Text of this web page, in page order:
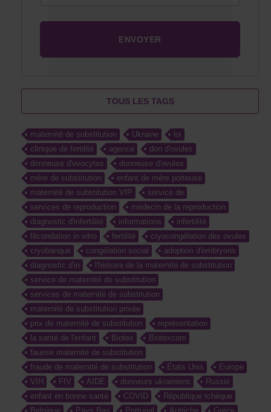
TOUS LES TAGS
maternité de substitution Ukraine
loi
clinique de fertilité
agence
don d'ovules
donneuse d'ovocytes
donneuse d'ovules
mère de substitution
enfant de mère porteuse
maternité de substitution VIP
service de
services de reproduction
médecin de la reproduction
diagnostic d'infertilité
informations
infertilité
fécondation in vitro
fertilité
cryocongélation des ovules
cryobanque
congélation social
adoption d'embryons
diagnostic d'in
l'histoire de la maternité de substitution
service de maternité de substitution
services de maternité de substitution
maternité de substitution privée
prix de maternité de substitution
représentation
la santé de l'enfant
Biotex
Biotexcom
fausse maternité de substitution
fraude de maternité de substitution
États Unis
Europe
VIH
FIV AIDE donneurs ukrainiens
Russie
enfant en bonne santé
COVID
République tchèque